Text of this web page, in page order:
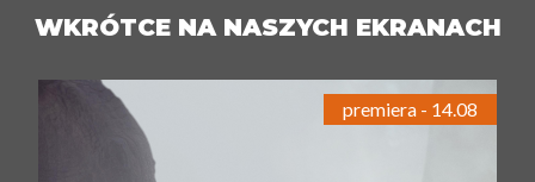
WKRÓTCE NA NASZYCH EKRANACH
premiera - 14.08